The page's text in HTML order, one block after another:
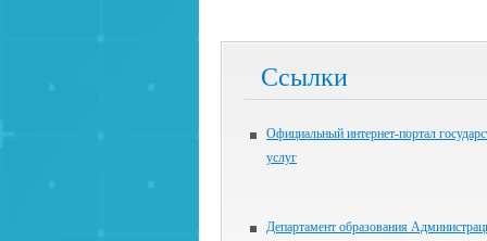
Ссылки
Официальный интернет-портал
услуг
Департамент образования